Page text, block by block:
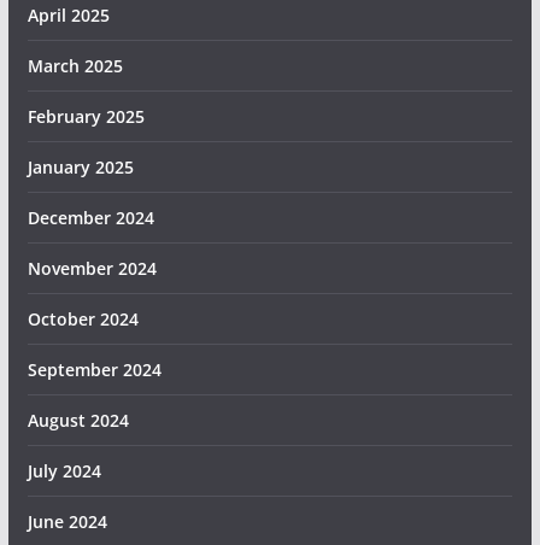
April 2025
March 2025
February 2025
January 2025
December 2024
November 2024
October 2024
September 2024
August 2024
July 2024
June 2024